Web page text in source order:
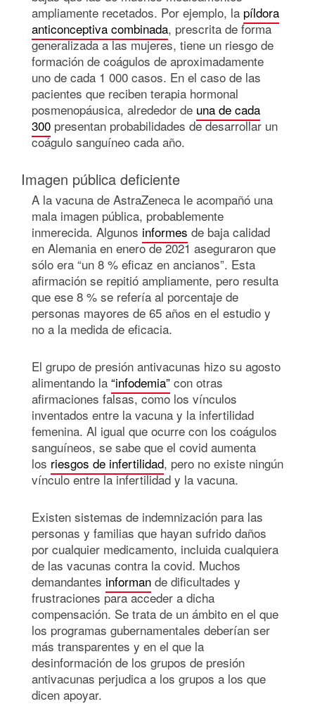
ampliamente recetados. Por ejemplo, la píldora
anticonceptiva combinada, prescrita de forma
generalizada a las mujeres, tiene un riesgo de
formación de coágulos de aproximadamente
uno de cada 1 000 casos. En el caso de las
pacientes que reciben terapia hormonal
posmenopáusica, alrededor de una de cada
300 presentan probabilidades de desarrollar un
coágulo sanguíneo cada año.
Imagen pública deficiente
A la vacuna de AstraZeneca le acompañó una
mala imagen pública, probablemente
inmerecida. Algunos informes de baja calidad
en Alemania en enero de 2021 aseguraron que
sólo era “un 8 % eficaz en ancianos”. Esta
afirmación se repitió ampliamente, pero resulta
que ese 8 % se refería al porcentaje de
personas mayores de 65 años en el estudio y
no a la medida de eficacia.
El grupo de presión antivacunas hizo su agosto
alimentando la “infodemia” con otras
afirmaciones falsas, como los vínculos
inventados entre la vacuna y la infertilidad
femenina. Al igual que ocurre con los coágulos
sanguíneos, se sabe que el covid aumenta
los riesgos de infertilidad, pero no existe ningún
vínculo entre la infertilidad y la vacuna.
Existen sistemas de indemnización para las
personas y familias que hayan sufrido daños
por cualquier medicamento, incluida cualquiera
de las vacunas contra la covid. Muchos
demandantes informan de dificultades y
frustraciones para acceder a dicha
compensación. Se trata de un ámbito en el que
los programas gubernamentales deberían ser
más transparentes y en el que la
desinformación de los grupos de presión
antivacunas perjudica a los grupos a los que
dicen apoyar.